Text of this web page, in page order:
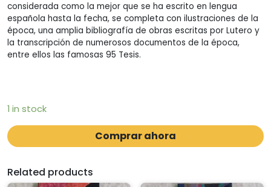
considerada como la mejor que se ha escrito en lengua
española hasta la fecha, se completa con ilustraciones de la
época, una amplia bibliografía de obras escritas por Lutero y
la transcripción de numerosos documentos de la época,
entre ellos las famosas 95 Tesis.
1 in stock
Comprar ahora
Related products